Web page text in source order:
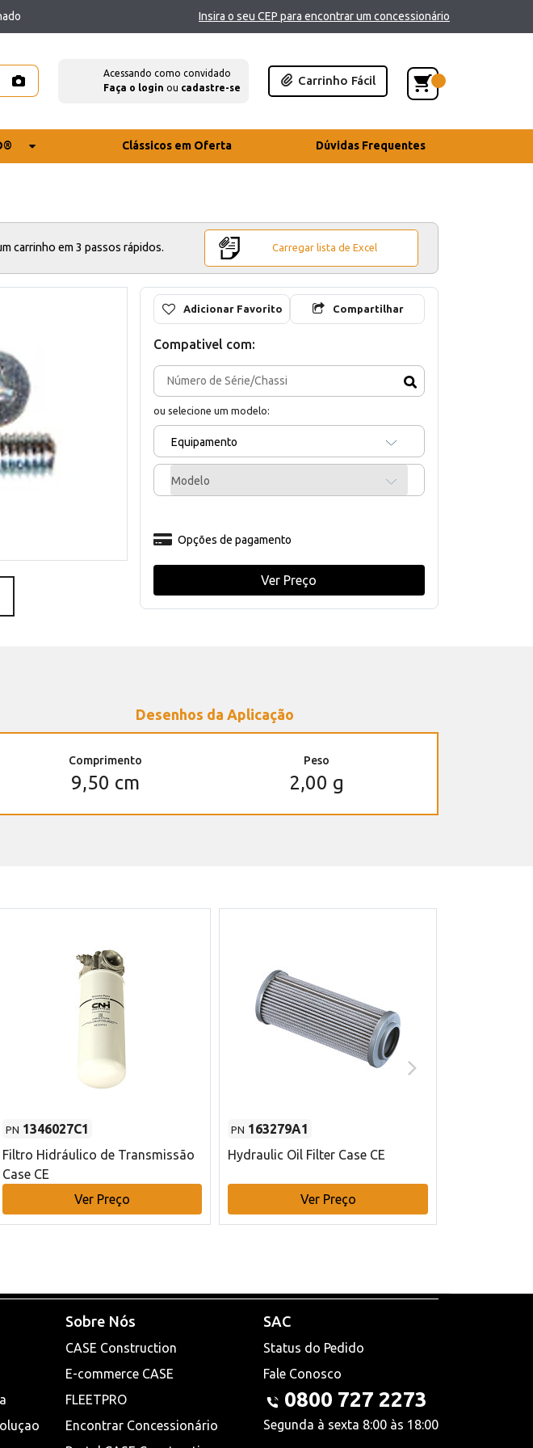
Insira o seu CEP para encontrar um concessionário
Acessando como convidado
Faça o login ou cadastre-se
Carrinho Fácil
Clássicos em Oferta Dúvidas Frequentes
carrinho em 3 passos rápidos. Carregar lista de Excel
Adicionar Favorito Compartilhar
Compativel com:
ou selecione um modelo:
Equipamento
Modelo
Opções de pagamento
Ver Preço
Desenhos da Aplicação
Comprimento
9,50 cm
Peso
2,00 g
PN 1346027C1
Filtro Hidráulico de Transmissão
Case CE
Ver Preço
PN 163279A1
Hydraulic Oil Filter Case CE
Ver Preço
Sobre Nós
CASE Construction
E-commerce CASE
FLEETPRO
Encontrar Concessionário
SAC
Status do Pedido
Fale Conosco
0800 727 2273
Segunda à sexta 8:00 às 18:00